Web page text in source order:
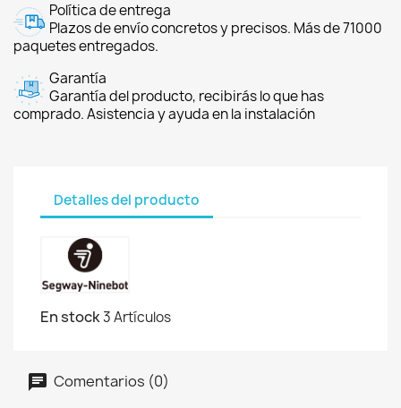
Política de entrega
Plazos de envío concretos y precisos. Más de 71000
paquetes entregados.
Garantía
Garantía del producto, recibirás lo que has
comprado. Asistencia y ayuda en la instalación
Detalles del producto
En stock3 Artículos
Comentarios (0)